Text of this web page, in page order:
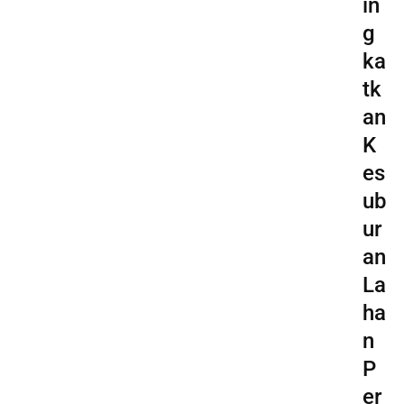
g
ka
tk
an
K
es
ub
ur
an
La
ha
n
P
er